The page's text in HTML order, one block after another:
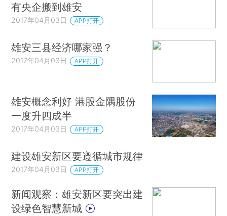
有央企搬到雄安
2017年04月03日 APP打开
雄安三县经济哪家强？
2017年04月03日 APP打开
雄安概念利好 港股金隅股份
一度升四成半
2017年04月03日 APP打开
建设雄安新区要遵循城市规律
2017年04月03日 APP打开
新闻观察：雄安新区要突出建
设绿色智慧新城